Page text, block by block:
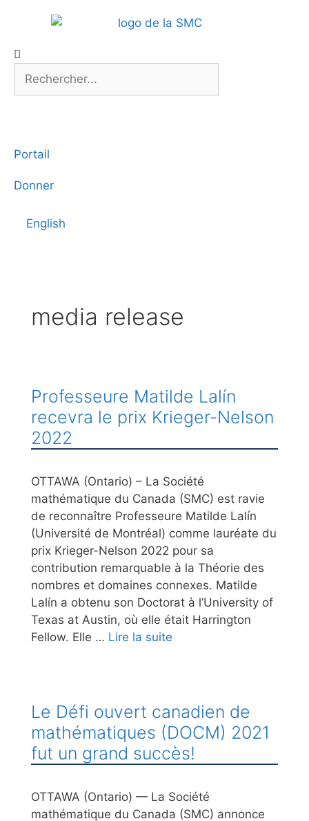
Portail
Donner
English
media release
Professeure Matilde Lalín
recevra le prix Krieger-Nelson
2022
OTTAWA (Ontario) – La Société
mathématique du Canada (SMC) est ravie
de reconnaître Professeure Matilde Lalín
(Université de Montréal) comme lauréate du
prix Krieger-Nelson 2022 pour sa
contribution remarquable à la Théorie des
nombres et domaines connexes. Matilde
Lalín a obtenu son Doctorat à l’University of
Texas at Austin, où elle était Harrington
Fellow. Elle … Lire la suite
Le Défi ouvert canadien de
mathématiques (DOCM) 2021
fut un grand succès!
OTTAWA (Ontario) — La Société
mathématique du Canada (SMC) annonce